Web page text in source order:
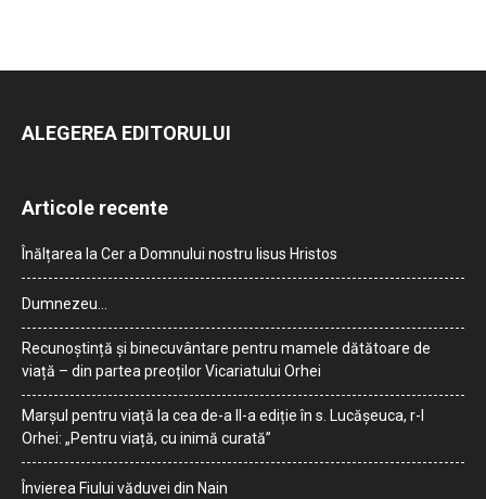
ALEGEREA EDITORULUI
Articole recente
Înălțarea la Cer a Domnului nostru Iisus Hristos
Dumnezeu…
Recunoștință și binecuvântare pentru mamele dătătoare de
viață – din partea preoților Vicariatului Orhei
Marșul pentru viață la cea de-a II-a ediție în s. Lucășeuca, r-l
Orhei: „Pentru viață, cu inimă curată”
Învierea Fiului văduvei din Nain